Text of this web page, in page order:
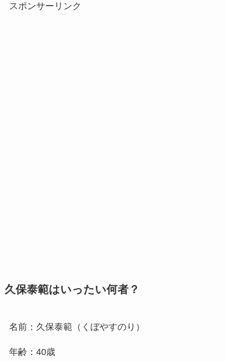
スポンサーリンク
久保泰範はいったい何者？
名前：久保泰範（くぼやすのり）
年齢：40歳